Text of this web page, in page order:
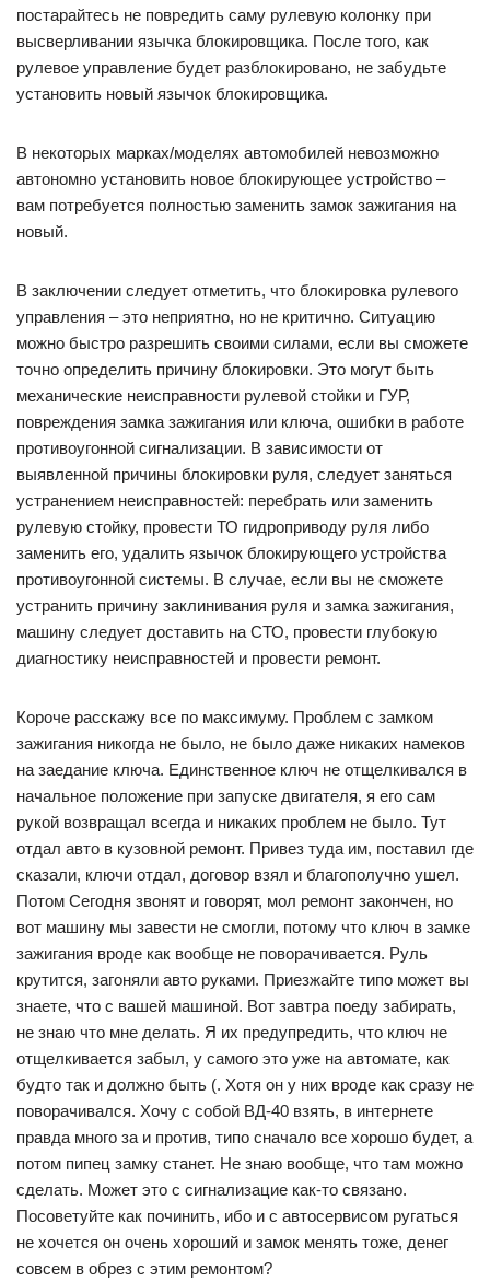
постарайтесь не повредить саму рулевую колонку при
высверливании язычка блокировщика. После того, как
рулевое управление будет разблокировано, не забудьте
установить новый язычок блокировщика.
В некоторых марках/моделях автомобилей невозможно
автономно установить новое блокирующее устройство –
вам потребуется полностью заменить замок зажигания на
новый.
В заключении следует отметить, что блокировка рулевого
управления – это неприятно, но не критично. Ситуацию
можно быстро разрешить своими силами, если вы сможете
точно определить причину блокировки. Это могут быть
механические неисправности рулевой стойки и ГУР,
повреждения замка зажигания или ключа, ошибки в работе
противоугонной сигнализации. В зависимости от
выявленной причины блокировки руля, следует заняться
устранением неисправностей: перебрать или заменить
рулевую стойку, провести ТО гидроприводу руля либо
заменить его, удалить язычок блокирующего устройства
противоугонной системы. В случае, если вы не сможете
устранить причину заклинивания руля и замка зажигания,
машину следует доставить на СТО, провести глубокую
диагностику неисправностей и провести ремонт.
Короче расскажу все по максимуму. Проблем с замком
зажигания никогда не было, не было даже никаких намеков
на заедание ключа. Единственное ключ не отщелкивался в
начальное положение при запуске двигателя, я его сам
рукой возвращал всегда и никаких проблем не было. Тут
отдал авто в кузовной ремонт. Привез туда им, поставил где
сказали, ключи отдал, договор взял и благополучно ушел.
Потом Сегодня звонят и говорят, мол ремонт закончен, но
вот машину мы завести не смогли, потому что ключ в замке
зажигания вроде как вообще не поворачивается. Руль
крутится, загоняли авто руками. Приезжайте типо может вы
знаете, что с вашей машиной. Вот завтра поеду забирать,
не знаю что мне делать. Я их предупредить, что ключ не
отщелкивается забыл, у самого это уже на автомате, как
будто так и должно быть (. Хотя он у них вроде как сразу не
поворачивался. Хочу с собой ВД-40 взять, в интернете
правда много за и против, типо сначало все хорошо будет, а
потом пипец замку станет. Не знаю вообще, что там можно
сделать. Может это с сигнализацие как-то связано.
Посоветуйте как починить, ибо и с автосервисом ругаться
не хочется он очень хороший и замок менять тоже, денег
совсем в обрез с этим ремонтом?